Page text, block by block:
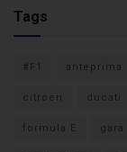
Tags
#F1 anteprima
citroen ducati
formula E gara